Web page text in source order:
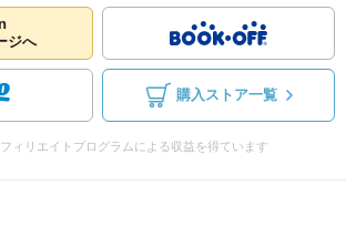
ジへ
購入ストア一覧
ィリエイトプログラムによる収益を得ています